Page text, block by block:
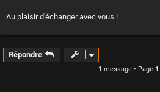
Au plaisir d'échanger avec vous !
Répondre
1 message • Page 1